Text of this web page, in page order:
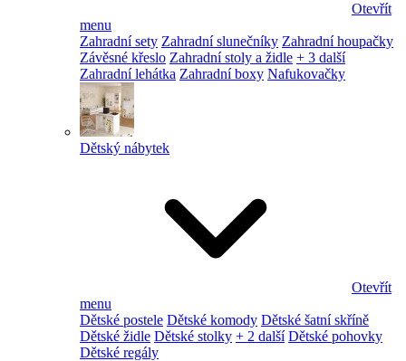
Otevřít
menu
Zahradní sety Zahradní slunečníky Zahradní houpačky
Závěsné křeslo Zahradní stoly a židle + 3 další
Zahradní lehátka Zahradní boxy Nafukovačky
Dětský nábytek
Otevřít
menu
Dětské postele Dětské komody Dětské šatní skříně
Dětské židle Dětské stolky + 2 další Dětské pohovky
Dětské regály